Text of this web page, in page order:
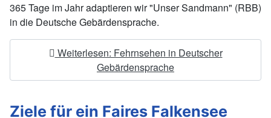
365 Tage im Jahr adaptieren wir "Unser Sandmann" (RBB)
in die Deutsche Gebärdensprache.
Weiterlesen: Fehrnsehen in Deutscher
Gebärdensprache
Ziele für ein Faires Falkensee